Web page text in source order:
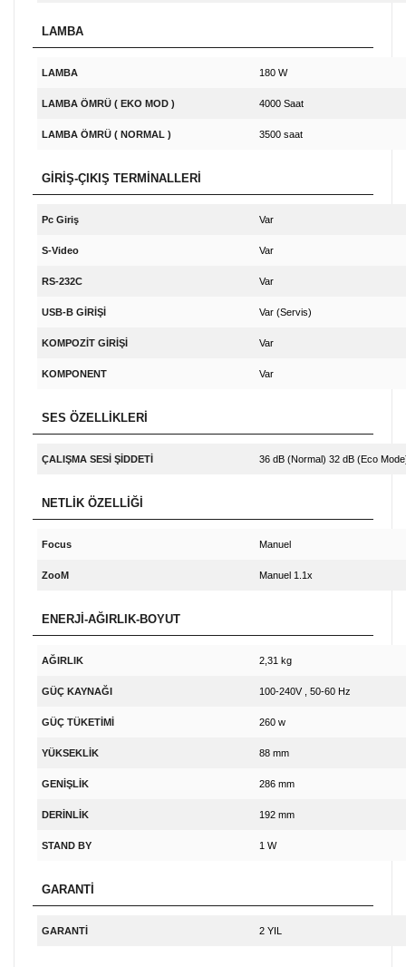
LAMBA
LAMBA 180 W
LAMBA ÖMRÜ ( EKO MOD ) 4000 Saat
LAMBA ÖMRÜ ( NORMAL ) 3500 saat
GİRİŞ-ÇIKIŞ TERMİNALLERİ
Pc Giriş Var
S-Video Var
RS-232C Var
USB-B GİRİŞİ Var (Servis)
KOMPOZİT GİRİŞİ Var
KOMPONENT Var
SES ÖZELLİKLERİ
ÇALIŞMA SESİ ŞİDDETİ 36 dB (Normal) 32 dB (Eco
NETLİK ÖZELLİĞİ
Focus Manuel
ZooM Manuel 1.1x
ENERJİ-AĞIRLIK-BOYUT
AĞIRLIK 2,31 kg
GÜÇ KAYNAĞI 100-240V , 50-60 Hz
GÜÇ TÜKETİMİ 260 w
YÜKSEKLİK 88 mm
GENİŞLİK 286 mm
DERİNLİK 192 mm
STAND BY 1 W
GARANTİ
GARANTİ 2 YIL